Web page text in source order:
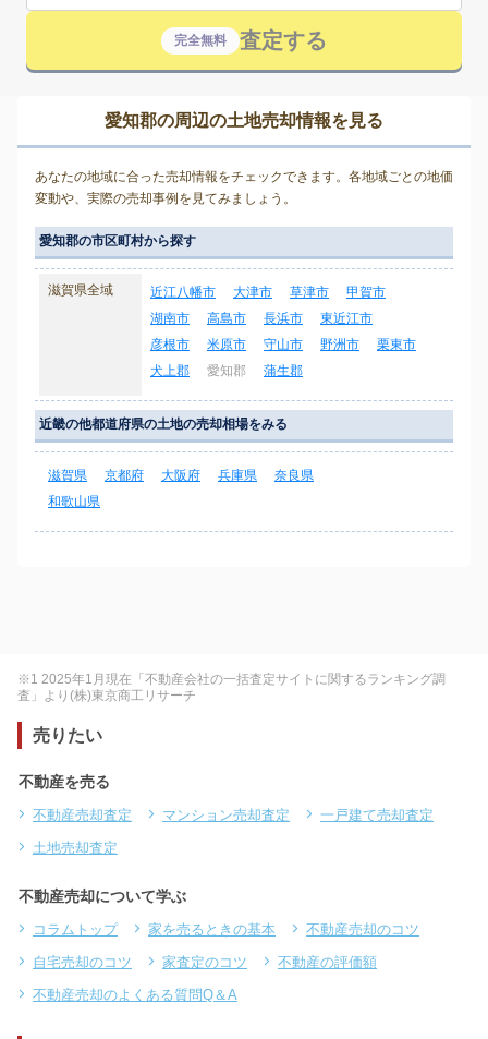
完全無料 査定する
愛知郡の周辺の土地売却情報を見る
あなたの地域に合った売却情報をチェックできます。各地域ごとの地価
変動や、実際の売却事例を見てみましょう。
愛知郡の市区町村から探す
滋賀県全域 近江八幡市 大津市 草津市
甲賀市
湖南市
高島市 長浜市
東近江市
彦根市
米原市 守山市 野洲市
栗東市
犬上郡
愛知郡 蒲生郡
近畿の他都道府県の土地の売却相場をみる
滋賀県 京都府 大阪府 兵庫県
奈良県
和歌山県
※1 2025年1月現在「不動産会社の一括査定サイトに関するランキング調
査」より(株)東京商工リサーチ
売りたい
不動産を売る
不動産売却査定 マンション売却査定
一戸建て売却査定
土地売却査定
不動産売却について学ぶ
コラムトップ 家を売るときの基本
不動産売却のコツ
自宅売却のコツ
家査定のコツ
不動産の評価額
不動産売却のよくある質問Q＆A